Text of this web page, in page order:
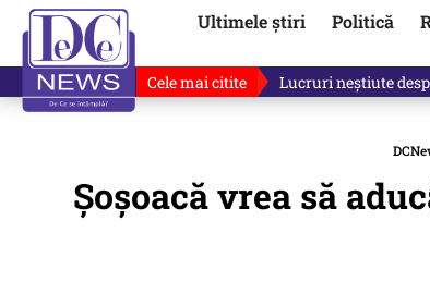
Ultimele știri Politică
Cele mai citite Lucruri neștiute
Șoșoacă vrea să